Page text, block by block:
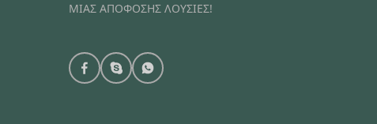
ΜΙΑΣ ΑΠΟΦΟΣΗΣ ΛΟΥΣΙΕΣ!